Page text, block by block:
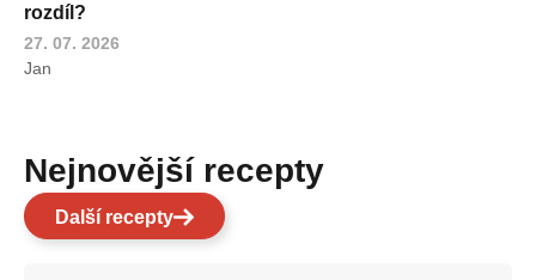
rozdíl?
27. 07. 2026
Jan
Nejnovější recepty
Další recepty